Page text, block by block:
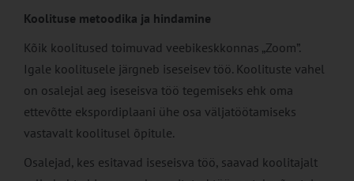
Koolituse metoodika ja hindamine
Kõik koolitused toimuvad veebikeskkonnas „Zoom”.
Igale koolitusele järgneb iseseisev töö. Koolituste vahel
on osalejal aeg iseseisva töö tegemiseks ehk oma
ettevõtte ekspordiplaani ühe osa väljatöötamiseks
vastavalt koolitusel õpitule.
Osalejad, kes esitavad iseseisva töö, saavad koolitajalt